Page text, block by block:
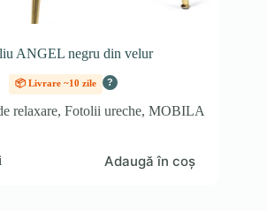
ANGEL negru din velur
📦 Livrare ~10 zile ?
relaxare, Fotolii ureche, MOBILA
Adaugă în coș